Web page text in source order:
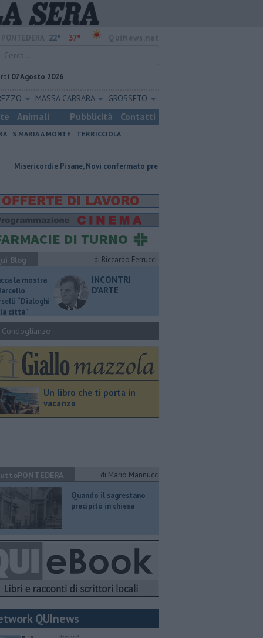
22° 37°
07 Agosto 2026
MASSA CARRARA GROSSETO
Animali Pubblicità Contatti
S.MARIA A MONTE
TERRICCIOLA
Pisane, Novi confermato presidente Addio al dottor Massimo
Blog di Riccardo Ferrucci
la mostra
“Dialoghi
città"
INCONTRI
D'ARTE
Condoglianze
Un libro che ti porta in
vacanza
di Mario Mannucci
Quando il sagrestano
precipitò in chiesa
QUInews